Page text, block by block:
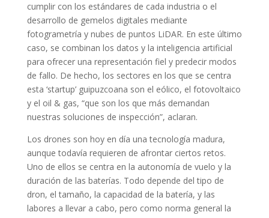
cumplir con los estándares de cada industria o el
desarrollo de gemelos digitales mediante
fotogrametría y nubes de puntos LiDAR. En este último
caso, se combinan los datos y la inteligencia artificial
para ofrecer una representación fiel y predecir modos
de fallo. De hecho, los sectores en los que se centra
esta ‘startup’ guipuzcoana son el eólico, el fotovoltaico
y el oil & gas, “que son los que más demandan
nuestras soluciones de inspección”, aclaran.
Los drones son hoy en día una tecnología madura,
aunque todavía requieren de afrontar ciertos retos.
Uno de ellos se centra en la autonomía de vuelo y la
duración de las baterías. Todo depende del tipo de
dron, el tamaño, la capacidad de la batería, y las
labores a llevar a cabo, pero como norma general la